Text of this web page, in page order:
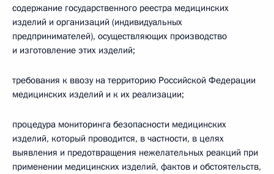
содержание государственного реестра медицинских
изделий и организаций (индивидуальных
предпринимателей), осуществляющих производство
и изготовление этих изделий;
требования к ввозу на территорию Российской Федерации
медицинских изделий и к их реализации;
процедура мониторинга безопасности медицинских
изделий, который проводится, в частности, в целях
выявления и предотвращения нежелательных реакций при
применении медицинских изделий, фактов и обстоятельств,